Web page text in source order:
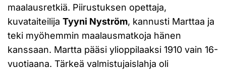
maalausretkiä. Piirustuksen opettaja,
kuvataiteilija Tyyni Nyström, kannusti Marttaa ja
teki myöhemmin maalausmatkoja hänen
kanssaan. Martta pääsi ylioppilaaksi 1910 vain 16-
vuotiaana. Tärkeä valmistujaislahja oli